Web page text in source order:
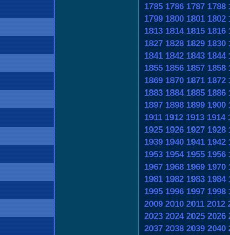
1785 1786 1787 1788
1799 1800 1801 1802
1813 1814 1815 1816
1827 1828 1829 1830
1841 1842 1843 1844
1855 1856 1857 1858
1869 1870 1871 1872
1883 1884 1885 1886
1897 1898 1899 1900
1911 1912 1913 1914
1925 1926 1927 1928
1939 1940 1941 1942
1953 1954 1955 1956
1967 1968 1969 1970
1981 1982 1983 1984
1995 1996 1997 1998
2009 2010 2011 2012
2023 2024 2025 2026
2037 2038 2039 2040